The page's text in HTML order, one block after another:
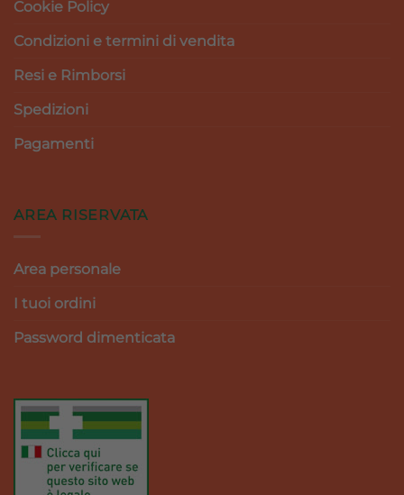
Cookie Policy
Condizioni e termini di vendita
Resi e Rimborsi
Spedizioni
Pagamenti
AREA RISERVATA
Area personale
I tuoi ordini
Password dimenticata